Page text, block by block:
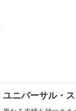
ユニバーサル・